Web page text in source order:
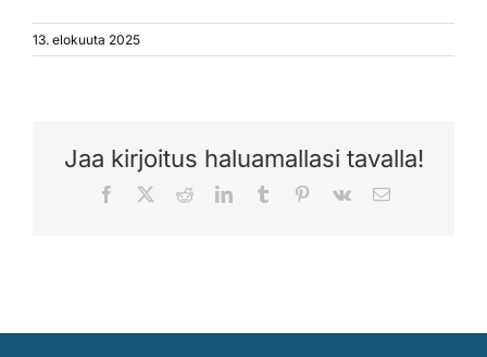
13. elokuuta 2025
Jaa kirjoitus haluamallasi tavalla!
Facebook RedditLinkedInTumblr Pinterest
Vk Sähköposti